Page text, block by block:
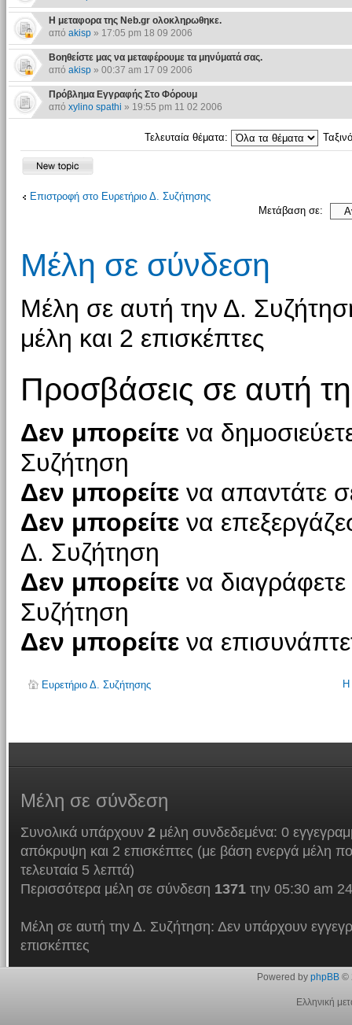
Η μεταφορα της Neb.gr ολοκληρωθηκε.
από akisp» 17:05 pm 18 09 2006
Βοηθείστε μας να μεταφέρουμε τα μηνύματά σας.
από akisp» 00:37 am 17 09 2006
Πρόβλημα Εγγραφής Στο Φόρουμ
από xylino spathi » 19:55 pm 11 02 2006
Τελευταία θέματα:
Επιστροφή στο Ευρετήριο Δ. Συζήτησης
Μετάβαση σε:
Μέλη σε σύνδεση
Μέλη σε αυτή την Δ.
μέλη και 2 επισκέπτες
Προσβάσεις σε αυτή
Δεν μπορείτενα
Συζήτηση
Δεν μπορείτενα απαντάτε
Δεν μπορείτενα
Δ. Συζήτηση
Δεν μπορείτενα διαγράφετε
Συζήτηση
Δεν μπορείτενα
Ευρετήριο Δ. Συζήτησης Η
Μέλη σε σύνδεση
Συνολικά υπάρχουν 2μέλη συνδεδεμένα: 0
απόκρυψη και 2 επισκέπτες (με βάση ενεργά μέλη
τελευταία 5 λεπτά)
Περισσότερα μέλη σε σύνδεση 1371την 05:30 am
Μέλη σε αυτή την Δ. Συζήτηση: Δεν υπάρχουν
επισκέπτες
Powered by phpBB©
Ελληνική